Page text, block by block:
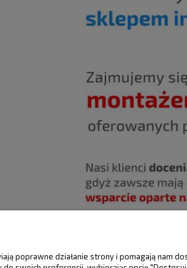
DOSTAWA I PŁATNOŚCI MOJE
poprawne działanie strony i pomagają nam